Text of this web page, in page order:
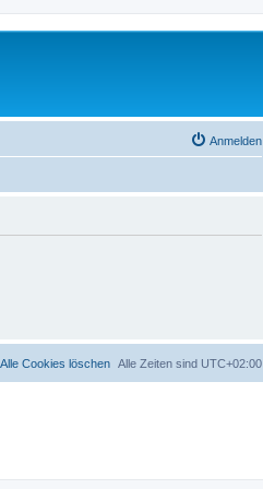
Anmelden
Alle Zeiten sind UTC+02:00
Alle Cookies löschen